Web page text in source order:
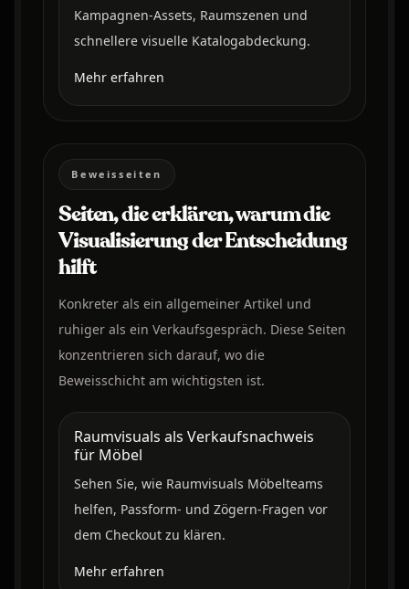
Kampagnen-Assets, Raumszenen und
schnellere visuelle Katalogabdeckung.
Mehr erfahren
Beweisseiten
Seiten, die erklären, warum die
Visualisierung der Entscheidung
hilft
Konkreter als ein allgemeiner Artikel und
ruhiger als ein Verkaufsgespräch. Diese Seiten
konzentrieren sich darauf, wo die
Beweisschicht am wichtigsten ist.
Raumvisuals als Verkaufsnachweis
für Möbel
Sehen Sie, wie Raumvisuals Möbelteams
helfen, Passform- und Zögern-Fragen vor
dem Checkout zu klären.
Mehr erfahren